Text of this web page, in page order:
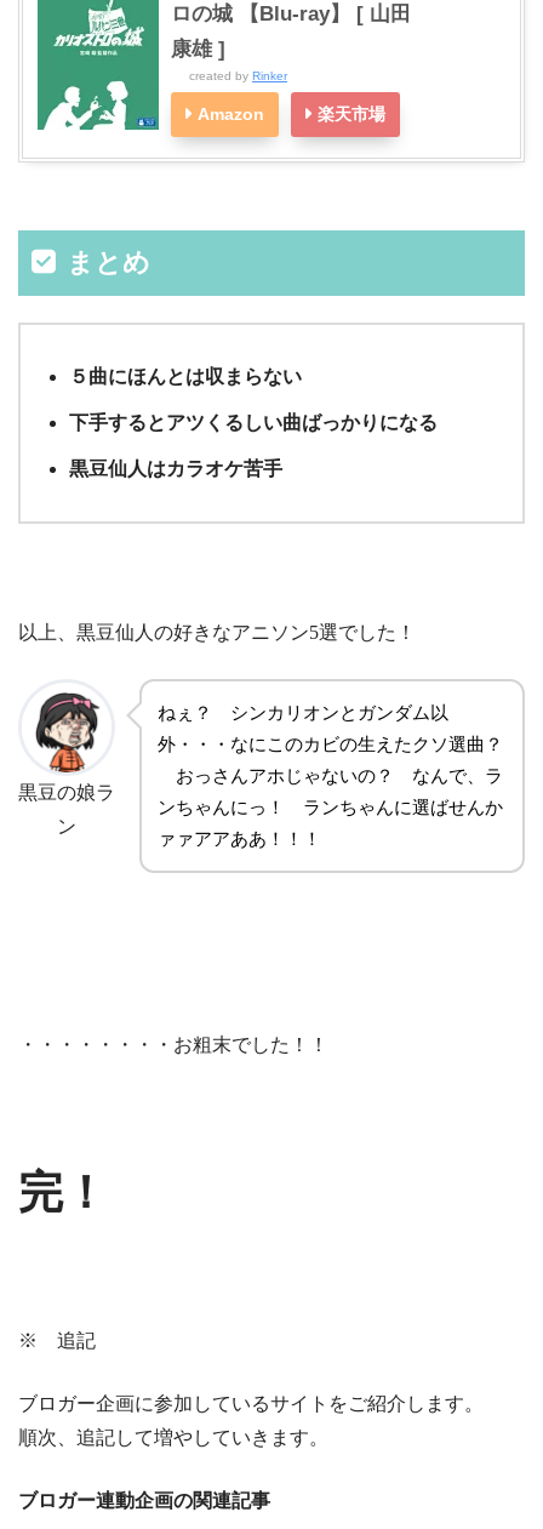
ロの城 【Blu-ray】 [ 山田
康雄 ]
created by Rinker
Amazon 楽天市場
まとめ
５曲にほんとは収まらない
下手するとアツくるしい曲ばっかりになる
黒豆仙人はカラオケ苦手
以上、黒豆仙人の好きなアニソン5選でした！
黒豆の娘ラ
ン
ねぇ？ シンカリオンとガンダム以
外・・・なにこのカビの生えたクソ選曲？
おっさんアホじゃないの？ なんで、ラ
ンちゃんにっ！ ランちゃんに選ばせんか
ァァアアああ！！！
・・・・・・・・お粗末でした！！
完！
※ 追記
ブロガー企画に参加しているサイトをご紹介します。
順次、追記して増やしていきます。
ブロガー連動企画の関連記事